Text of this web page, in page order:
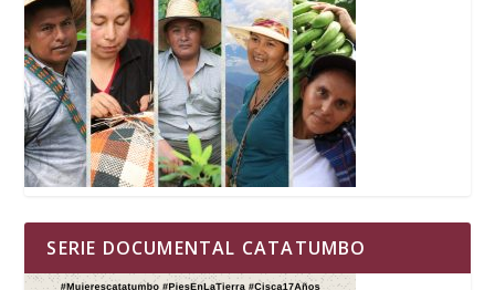
SERIE DOCUMENTAL CATATUMBO